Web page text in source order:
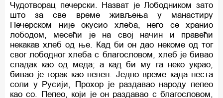
Чудотворац печерски. Назват је Лободником зато
што за све време живљења у манастиру
Печерском није окусио хлеба, него се хранио
лободом, месећи је на свој начин и правећи
некакав хлеб од ње. Кад би он дао некоме од тог
свог лободног хлеба с благословом, хлеб је бивао
сладак као од меда; а кад би му га неко украо,
бивао је горак као пелен. Једно време када неста
соли у Русији, Прохор је раздавао народу пепео
као со. Пепео, који је он раздавао с благословом,